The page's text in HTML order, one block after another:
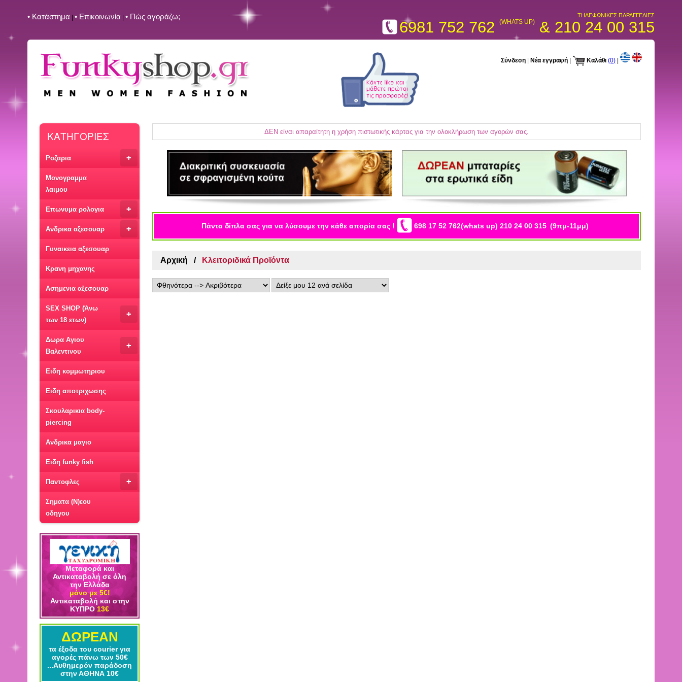
• Kατάστημα • Επικοινωνία • Πώς αγοράζω; ΤΗΛΕΦΩΝΙΚΕΣ ΠΑΡΑΓΓΕΛΙΕΣ
6981 752 762(WHATS UP) & 210 24 00 315
Σύνδεση Νέα εγγραφή Καλάθι (0) |
ΚΑΤΗΓΟΡΙΕΣ
+
Ροζαρια
Μονογραμμα
λαιμου
+
Επωνυμα ρολογια
+
Ανδρικα αξεσουαρ
Γυναικεια αξεσουαρ
Κρανη μηχανης
Ασημενια αξεσουαρ
+
SEX SHOP (Άνω
των 18 ετων)
+
Δωρα Αγιου
Βαλεντινου
Ειδη κομμωτηριου
Ειδη αποτριχωσης
Σκουλαρικια body-
piercing
Ανδρικα μαγιο
Ειδη funky fish
+
Παντοφλες
Σηματα (Ν)εου
οδηγου
Μεταφορά και
Αντικαταβολή σε όλη
την Ελλάδα
μόνο με 5€!
Αντικαταβολή και στην
ΚΥΠΡΟ13€
ΔΩΡΕΑΝ
τα έξοδα του courier για
αγορές πάνω των 50€
...Αυθημερόν παράδοση
στην ΑΘΗΝΑ 10€
ΔΕΝ είναι απαραίτητη η χρήση πιστωτικής κάρτας για την ολοκλήρωση των αγορών σας.
Πάντα δίπλα σας για να λύσουμε την κάθε απορία σας ! 698 17 52 762(whats up) 210 24 00 315 (9πμ-11μμ)
Αρχική Κλειτοριδικά Προϊόντα